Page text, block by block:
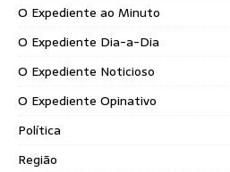
O Expediente ao Minuto
O Expediente Dia-a-Dia
O Expediente Noticioso
O Expediente Opinativo
Política
Região